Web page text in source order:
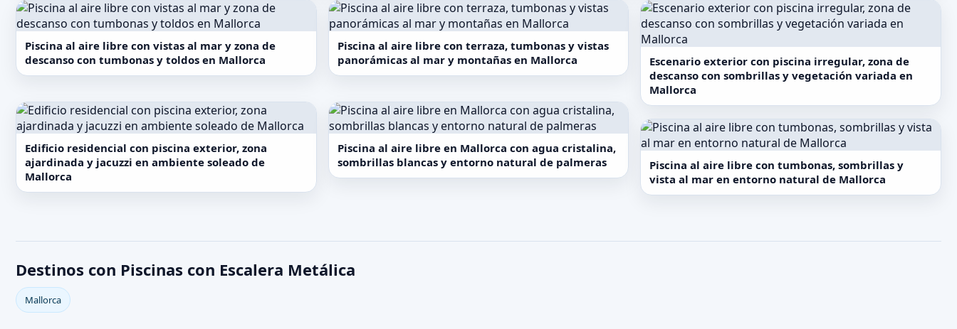
Piscina al aire libre con vistas al mar y zona de
descanso con tumbonas y toldos en Mallorca
Piscina al aire libre con terraza, tumbonas y vistas
panorámicas al mar y montañas en Mallorca
Escenario exterior con piscina irregular, zona de
descanso con sombrillas y vegetación variada en
Mallorca
Edificio residencial con piscina exterior, zona
ajardinada y jacuzzi en ambiente soleado de
Mallorca
Piscina al aire libre en Mallorca con agua cristalina,
sombrillas blancas y entorno natural de palmeras
Piscina al aire libre con tumbonas, sombrillas y
vista al mar en entorno natural de Mallorca
Destinos con Piscinas con Escalera Metálica
Mallorca